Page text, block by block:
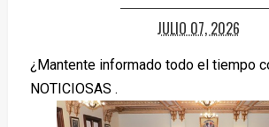
JULIO 07, 2026
¿Mantente informado todo el tiempo
NOTICIOSAS .